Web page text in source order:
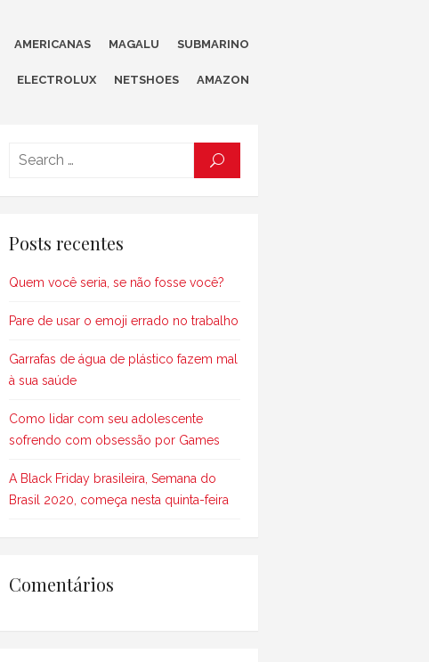
AMERICANAS MAGALU SUBMARINO
ELECTROLUX NETSHOES AMAZON
SEARCH
Posts recentes
Quem você seria, se não fosse você?
Pare de usar o emoji errado no trabalho
Garrafas de água de plástico fazem mal
à sua saúde
Como lidar com seu adolescente
sofrendo com obsessão por Games
A Black Friday brasileira, Semana do
Brasil 2020, começa nesta quinta-feira
Comentários